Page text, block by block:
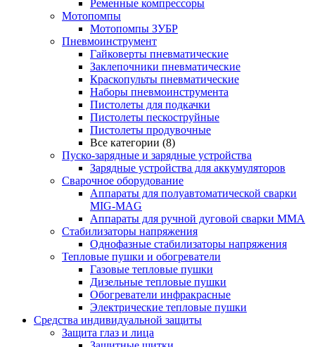
Ременные компрессоры
Мотопомпы
Мотопомпы ЗУБР
Пневмоинструмент
Гайковерты пневматические
Заклепочники пневматические
Краскопульты пневматические
Наборы пневмоинструмента
Пистолеты для подкачки
Пистолеты пескоструйные
Пистолеты продувочные
Все категории (8)
Пуско-зарядные и зарядные устройства
Зарядные устройства для аккумуляторов
Сварочное оборудование
Аппараты для полуавтоматической сварки
MIG-MAG
Аппараты для ручной дуговой сварки MMA
Стабилизаторы напряжения
Однофазные стабилизаторы напряжения
Тепловые пушки и обогреватели
Газовые тепловые пушки
Дизельные тепловые пушки
Обогреватели инфракрасные
Электрические тепловые пушки
Средства индивидуальной защиты
Защита глаз и лица